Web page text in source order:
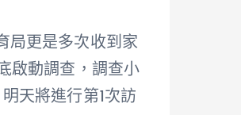
局更是多次收到家
啟動調查，調查小
天將進行第1次訪